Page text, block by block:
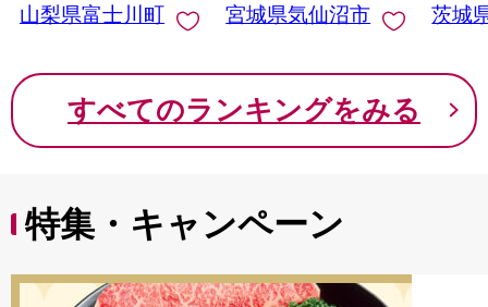
う ブドウ 葡萄 大粒 種
9000円 九千円
山梨県富士川町
宮城県気仙沼市
茨城
すべてのランキングをみる
特集・キャンペーン